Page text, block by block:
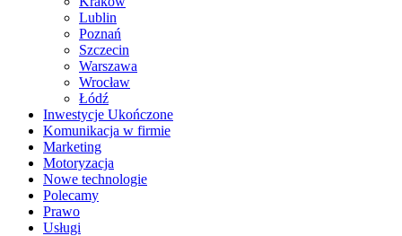
Lublin
Poznań
Szczecin
Warszawa
Wrocław
Łódź
Inwestycje Ukończone
Komunikacja w firmie
Marketing
Motoryzacja
Nowe technologie
Polecamy
Prawo
Usługi